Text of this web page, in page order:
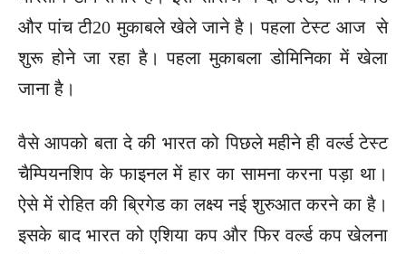
और पांच टी20 मुकाबले खेले जाने है। पहला टेस्ट आज से
शुरू होने जा रहा है। पहला मुकाबला डोमिनिका में खेला
जाना है।
वैसे आपको बता दे की भारत को पिछले महीने ही वर्ल्ड टेस्ट
चैम्पियनशिप के फाइनल में हार का सामना करना पड़ा था।
ऐसे में रोहित की ब्रिगेड का लक्ष्य नई शुरुआत करने का है।
इसके बाद भारत को एशिया कप और फिर वर्ल्ड कप खेलना